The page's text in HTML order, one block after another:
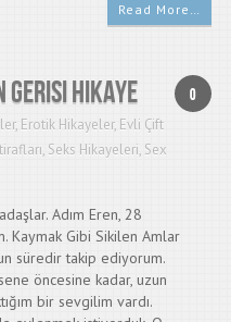
Read More…
0
Hikaye
, Erotik Hikayeler, Evli Çift
, Seks Hikayeleri, Sex
Adım Eren, 28
Kaymak Gibi Sikilen Amlar
süredir takip ediyorum.
öncesine kadar, uzun
bir sevgilim vardı.